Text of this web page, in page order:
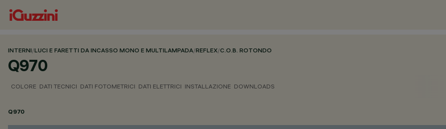
INTERNI/LUCI E FARETTI DA INCASSO MONO E MULTILAMPADA/REFLEX/C.O.B. ROTONDO
Q970
COLORE DATI TECNICI DATI FOTOMETRICI DATI ELETTRICI INSTALLAZIONE DOWNLOADS
Q970